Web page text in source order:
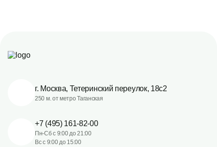
г. Москва, Тетеринский переулок, 18с2
250 м. от метро Таганская
+7 (495) 161-82-00
Пн-Сб с 9:00 до 21:00
Вс с 9:00 до 15:00